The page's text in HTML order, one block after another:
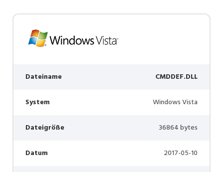
Dateiname CMDDEF.DLL
System Windows Vista
Dateigröße 36864 bytes
Datum 2017-05-10